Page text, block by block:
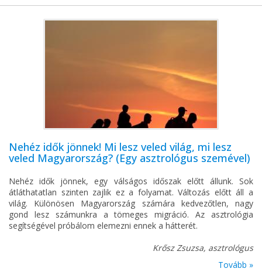
Nehéz idők jönnek! Mi lesz veled világ, mi lesz
veled Magyarország? (Egy asztrológus szemével)
Nehéz idők jönnek, egy válságos időszak előtt állunk. Sok
átláthatatlan szinten zajlik ez a folyamat. Változás előtt áll a
világ. Különösen Magyarország számára kedvezőtlen, nagy
gond lesz számunkra a tömeges migráció. Az asztrológia
segítségével próbálom elemezni ennek a hátterét.
Krősz Zsuzsa, asztrológus
Tovább »